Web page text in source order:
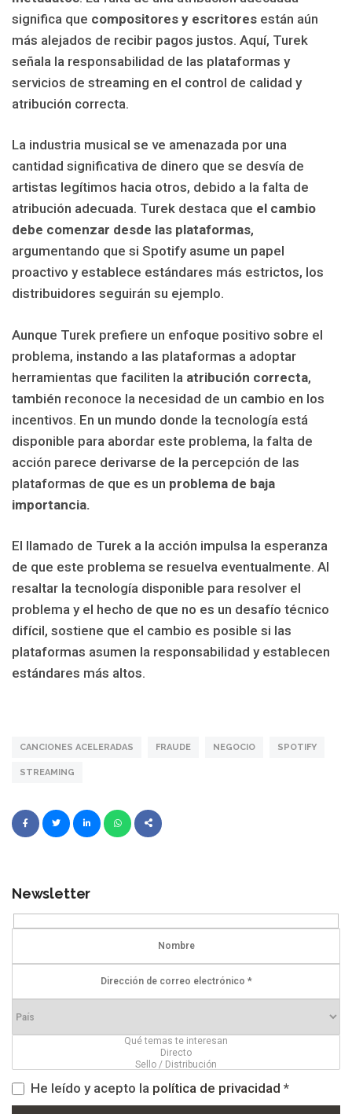
significa que compositores y escritores están aún
más alejados de recibir pagos justos. Aquí, Turek
señala la responsabilidad de las plataformas y
servicios de streaming en el control de calidad y
atribución correcta.
La industria musical se ve amenazada por una
cantidad significativa de dinero que se desvía de
artistas legítimos hacia otros, debido a la falta de
atribución adecuada. Turek destaca que el cambio
debe comenzar desde las plataformas,
argumentando que si Spotify asume un papel
proactivo y establece estándares más estrictos, los
distribuidores seguirán su ejemplo.
Aunque Turek prefiere un enfoque positivo sobre el
problema, instando a las plataformas a adoptar
herramientas que faciliten la atribución correcta,
también reconoce la necesidad de un cambio en los
incentivos. En un mundo donde la tecnología está
disponible para abordar este problema, la falta de
acción parece derivarse de la percepción de las
plataformas de que es un problema de baja
importancia.
El llamado de Turek a la acción impulsa la esperanza
de que este problema se resuelva eventualmente. Al
resaltar la tecnología disponible para resolver el
problema y el hecho de que no es un desafío técnico
difícil, sostiene que el cambio es posible si las
plataformas asumen la responsabilidad y establecen
estándares más altos.
CANCIONES ACELERADAS FRAUDE NEGOCIO SPOTIFY
STREAMING
Newsletter
He leído y acepto la política de privacidad *